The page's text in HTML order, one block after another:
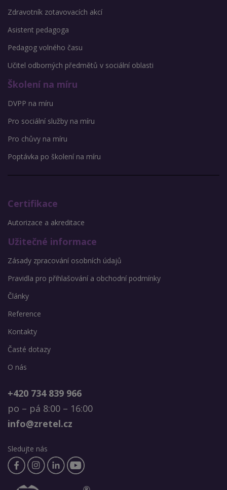
Zdravotník zotavovacích akcí
Asistent pedagoga
Pedagog volného času
Učitel odborných předmětů v sociální oblasti
Školení na míru
DVPP na míru
Pro sociální služby na míru
Pro chůvy na míru
Poptávka po školení na míru
Certifikace
Autorizace a akreditace
Užitečné informace
Zásady zpracování osobních údajů
Pravidla pro přihlašování a obchodní podmínky
Články
Reference
Kontakty
Časté dotazy
O nás
+420 734 839 966
po – pá 8:00 – 16:00
info@zretel.cz
Sledujte nás